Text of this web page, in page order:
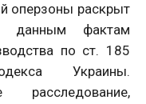
оперзоны раскрыт
данным фактам
по ст. 185
Украины.
расследование,